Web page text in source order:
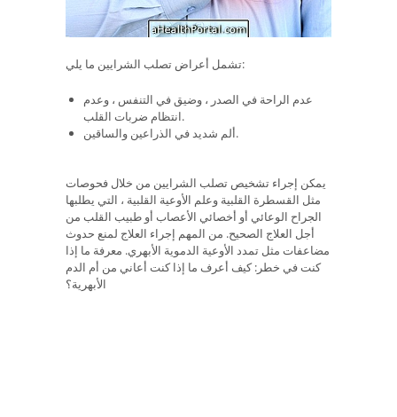
تشمل أعراض تصلب الشرايين ما يلي:
عدم الراحة في الصدر ، وضيق في التنفس ، وعدم
انتظام ضربات القلب.
ألم شديد في الذراعين والساقين.
يمكن إجراء تشخيص تصلب الشرايين من خلال فحوصات
مثل القسطرة القلبية وعلم الأوعية القلبية ، التي يطلبها
الجراح الوعائي أو أخصائي الأعصاب أو طبيب القلب من
أجل العلاج الصحيح. من المهم إجراء العلاج لمنع حدوث
مضاعفات مثل تمدد الأوعية الدموية الأبهري. معرفة ما إذا
كنت في خطر: كيف أعرف ما إذا كنت أعاني من أم الدم
الأبهرية؟